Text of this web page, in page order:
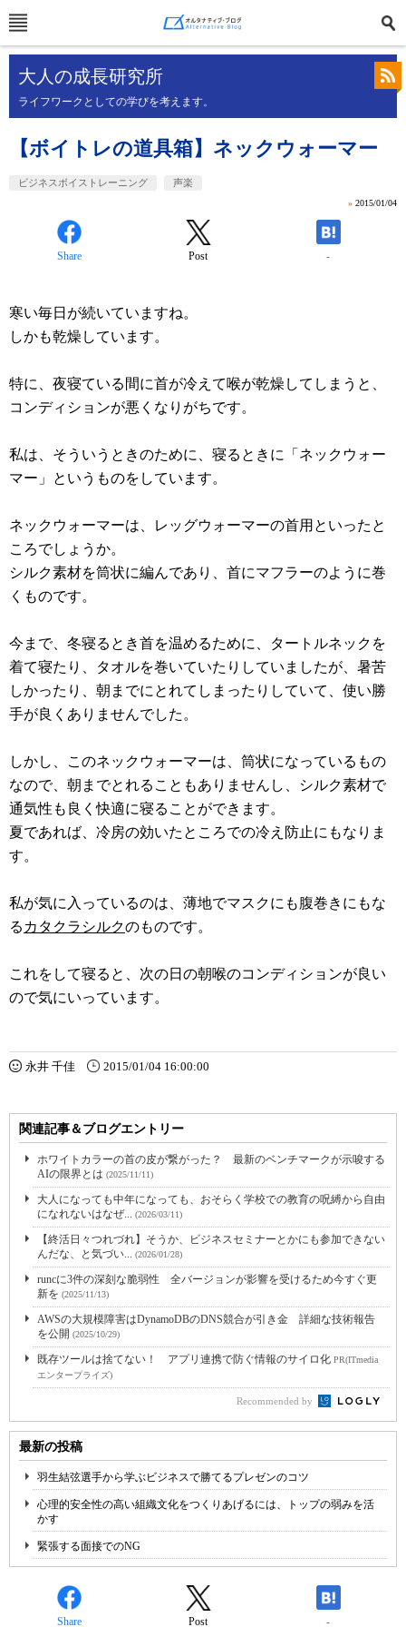
大人の成長研究所
ライフワークとしての学びを考えます。
【ボイトレの道具箱】ネックウォーマー
ビジネスボイストレーニング 声楽
» 2015/01/04
Share Post -
寒い毎日が続いていますね。
しかも乾燥しています。
特に、夜寝ている間に首が冷えて喉が乾燥してしまうと、
コンディションが悪くなりがちです。
私は、そういうときのために、寝るときに「ネックウォー
マー」というものをしています。
ネックウォーマーは、レッグウォーマーの首用といったと
ころでしょうか。
シルク素材を筒状に編んであり、首にマフラーのように巻
くものです。
今まで、冬寝るとき首を温めるために、タートルネックを
着て寝たり、タオルを巻いていたりしていましたが、暑苦
しかったり、朝までにとれてしまったりしていて、使い勝
手が良くありませんでした。
しかし、このネックウォーマーは、筒状になっているもの
なので、朝までとれることもありませんし、シルク素材で
通気性も良く快適に寝ることができます。
夏であれば、冷房の効いたところでの冷え防止にもなりま
す。
私が気に入っているのは、薄地でマスクにも腹巻きにもな
る カタクラシルクのものです。
これをして寝ると、次の日の朝喉のコンディションが良い
ので気にいっています。
永井 千佳 2015/01/04 16:00:00
関連記事＆ブログエントリー
ホワイトカラーの首の皮が繋がった？ 最新のベンチマークが示唆する
AIの限界とは (2025/11/11)
大人になっても中年になっても、おそらく学校での教育の呪縛から自由
になれないはなぜ... (2026/03/11)
【終活日々つれづれ】そうか、ビジネスセミナーとかにも参加できない
んだな、と気づい... (2026/01/28)
runcに3件の深刻な脆弱性 全バージョンが影響を受けるため今すぐ更
新を (2025/11/13)
AWSの大規模障害はDynamoDBのDNS競合が引き金 詳細な技術報告
を公開 (2025/10/29)
既存ツールは捨てない！ アプリ連携で防ぐ情報のサイロ化 PR(ITmedia
エンタープライズ)
Recommended by
最新の投稿
羽生結弦選手から学ぶビジネスで勝てるプレゼンのコツ
心理的安全性の高い組織文化をつくりあげるには、トップの弱みを活
かす
緊張する面接でのNG
Share Post -